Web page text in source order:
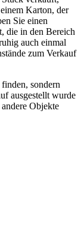
Karton, der
Sie einen
die in den Bereich
auch einmal
zum Verkauf
sondern
ausgestellt wurde
Objekte